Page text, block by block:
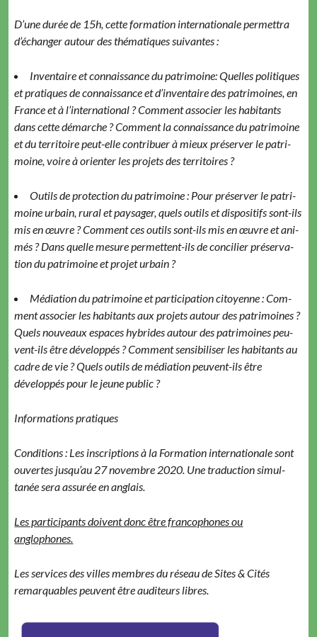
D’une durée de 15h, cette for­ma­tion inter­na­tionale per­me­t­tra
d’échanger autour des thé­ma­tiques suivantes :
Inven­taire et con­nais­sance du pat­ri­moine: Quelles poli­tiques
et pra­tiques de con­nais­sance et d’inventaire des pat­ri­moines, en
France et à l’international ? Com­ment associ­er les habi­tants
dans cette démarche ? Com­ment la con­nais­sance du pat­ri­moine
et du ter­ri­toire peut-elle con­tribuer à mieux préserv­er le pat­ri­
moine, voire à ori­en­ter les pro­jets des territoires ?
Out­ils de pro­tec­tion du pat­ri­moine : Pour préserv­er le pat­ri­
moine urbain, rur­al et paysager, quels out­ils et dis­posi­tifs sont-ils
mis en œuvre ? Com­ment ces out­ils sont-ils mis en œuvre et ani­
més ? Dans quelle mesure per­me­t­tent-ils de con­cili­er préser­va­
tion du pat­ri­moine et pro­jet urbain ?
Médi­a­tion du pat­ri­moine et par­tic­i­pa­tion citoyenne : Com­
ment associ­er les habi­tants aux pro­jets autour des pat­ri­moines ?
Quels nou­veaux espaces hybrides autour des pat­ri­moines peu­
vent-ils être dévelop­pés ? Com­ment sen­si­bilis­er les habi­tants au
cadre de vie ? Quels out­ils de médi­a­tion peu­vent-ils être
dévelop­pés pour le jeune public ?
Infor­ma­tions pratiques
Con­di­tions : Les inscrip­tions à la For­ma­tion inter­na­tionale sont
ouvertes jusqu’au 27 novem­bre 2020. Une tra­duc­tion simul­
tanée sera assurée en anglais.
Les par­tic­i­pants doivent donc être fran­coph­o­nes ou
anglophones.
Les ser­vices des villes mem­bres du réseau de Sites & Cités
remar­quables peu­vent être audi­teurs libres.